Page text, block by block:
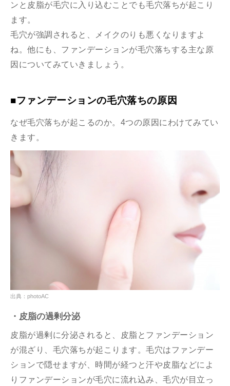
ンと皮脂が毛穴に入り込むことでも毛穴落ちが起こり
ます。
毛穴が強調されると、メイクのりも悪くなりますよ
ね。他にも、ファンデーションが毛穴落ちする主な原
因についてみていきましょう。
■ファンデーションの毛穴落ちの原因
なぜ毛穴落ちが起こるのか。4つの原因にわけてみてい
きます。
出典：photoAC
・皮脂の過剰分泌
皮脂が過剰に分泌されると、皮脂とファンデーション
が混ざり、毛穴落ちが起こります。毛穴はファンデー
ションで隠せますが、時間が経つと汗や皮脂などによ
りファンデーションが毛穴に流れ込み、毛穴が目立っ